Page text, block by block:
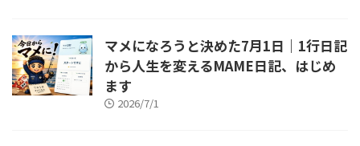
マメになろうと決めた7月1日｜1行日記
から人生を変えるMAME日記、はじめ
ます
2026/7/1